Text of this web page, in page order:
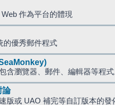
作為平台的體現
的優秀郵件程式
含瀏覽器、郵件、編輯器等程式
論
版或 UAO 補完等自訂版本的發